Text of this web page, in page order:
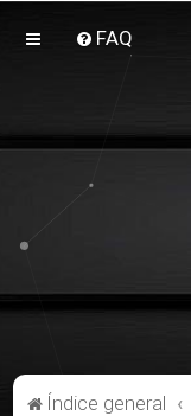
FAQ
Índice general